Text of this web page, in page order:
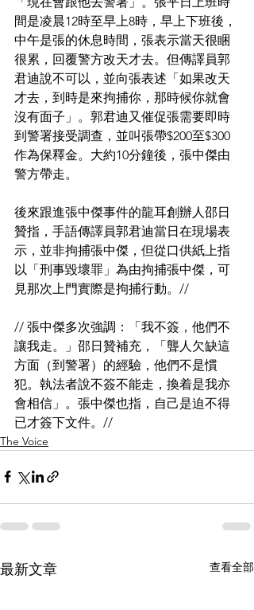
間是凌晨12時至早上8時，早上下班後，
中午是張的休息時間，張表示當天很睏
很累，回覆警方改天才去。但傳譯員郭
君迪說不可以，並向張表述「如果改天
才去，到時是來拘捕你，那時候你就會
沒有面子」。郭君迪又催促張需要即時
到警署接受調查，並叫張帶$200至$300
作為保釋金。大約10分鐘後，張中傑由
警方帶走。
後來跟進張中傑事件的龍耳創辦人邵日
贊指，手語傳譯員郭君迪當日在現場表
示，並非拘捕張中傑，但從口供紙上指
以「刑事毀壞罪」為由拘捕張中傑，可
見那次上門實際是拘捕行動。//
// 張中傑多次強調：「我不簽，他們不
讓我走。」邵日贊補充，「聾人欠缺這
方面（到警署）的經驗，他們不是慣
犯。執法者說不簽不能走，換着是我亦
會相信」。張中傑也指，自己是迫不得
已才簽下文件。//
The Voice
最新文章 查看全部